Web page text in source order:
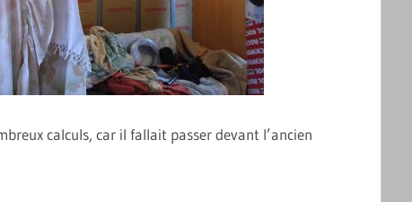
calculs, car il fallait passer devant l’ancien